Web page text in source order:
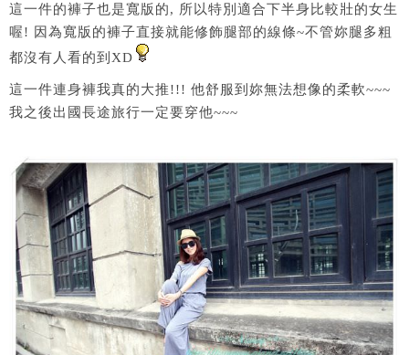
這一件的褲子也是寬版的, 所以特別適合下半身比較壯的女生
喔! 因為寬版的褲子直接就能修飾腿部的線條~不管妳腿多粗
都沒有人看的到XD
這一件連身褲我真的大推!!! 他舒服到妳無法想像的柔軟~~~
我之後出國長途旅行一定要穿他~~~